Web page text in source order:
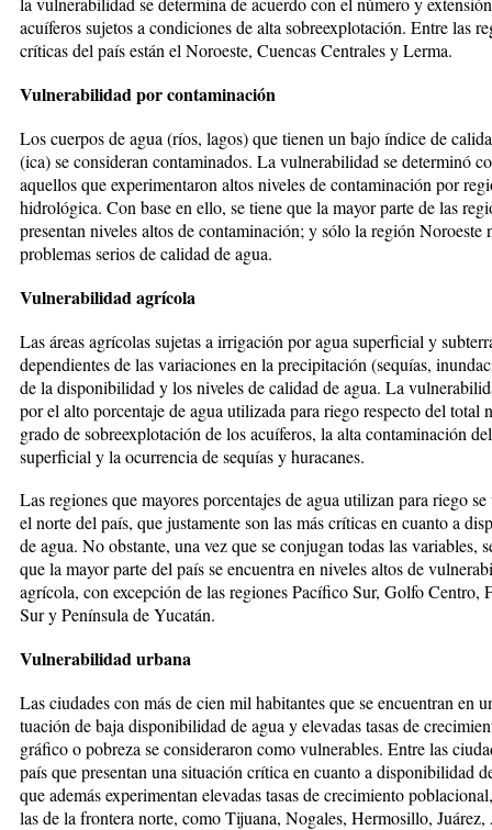
acuíferos sujetos a condiciones de alta sobreexplotación. Entre las
críticas del país están el Nor­oeste, Cuencas Centrales y Lerma.
Vulnerabilidad por contaminación
Los cuerpos de agua (ríos, lagos) que tie­nen un bajo índice de
(ica) se consideran contaminados. La vulnerabilidad se determinó
aquellos que experimenta­ron altos niveles de contaminación por
hidrológica. Con base en ello, se tiene que la mayor parte de las
presentan niveles altos de con­taminación; y sólo la región Noroeste
problemas serios de ca­li­dad de agua.
Vulnerabilidad agrícola
Las áreas agrícolas sujetas a irrigación por agua superficial y
dependientes de las variaciones en la precipitación (sequías,
de la disponibilidad y los niveles de calidad de agua. La
por el alto porcentaje de agua uti­lizada para riego respecto del total
grado de sobreexplotación de los acuíferos, la alta contaminación
superficial y la ocurrencia de se­quías y huracanes.
Las regiones que mayores porcen­tajes de agua utilizan para riego
el norte del país, que justamen­te son las más crí­ti­cas en cuanto a
de agua. No obstante, una vez que se con­jugan todas las variables,
que la mayor parte del país se encuen­tra en niveles al­tos de
agrícola, con excep­ción de las regiones Pacífico Sur, Golfo Centro,
Sur y Península de Yuca­tán.
Vulnerabilidad urbana
Las ciudades con más de cien mil ha­bi­tantes que se encuentran en
tuación de baja disponibilidad de agua y elevadas tasas de
gráfico o pobreza se consideraron como vulnerables. Entre las
país que presentan una situación críti­ca en cuanto a disponibilidad
que además experimentan elevadas tasas de crecimiento
las de la frontera norte, como Ti­jua­na, Nogales, Hermosillo,